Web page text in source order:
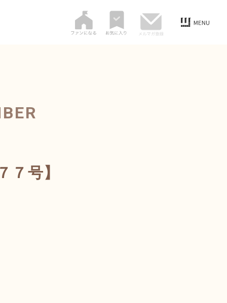
７号】